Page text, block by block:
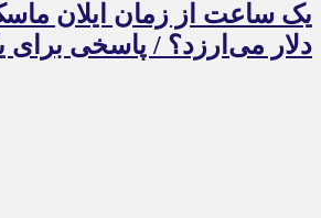
دلار می‌ارزد؟ / پاسخی